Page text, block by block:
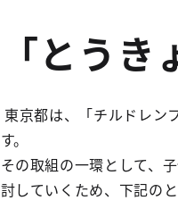
「とう
東京都は、「チルドレン
す。
その取組の一環として、
討していくため、下記の